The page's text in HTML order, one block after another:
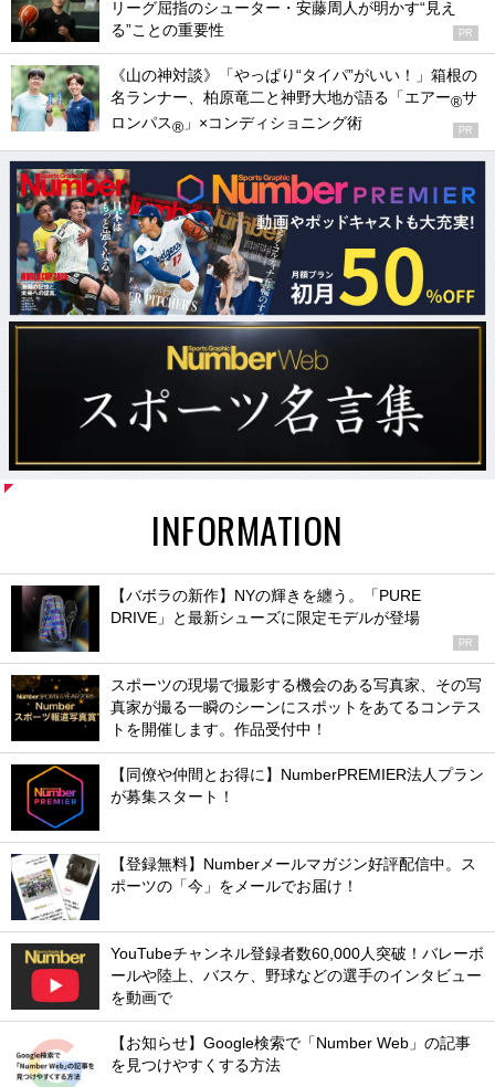
リーグ屈指のシューター・安藤周人が明かす“見え
る”ことの重要性
PR
《山の神対談》「やっぱり“タイパ”がいい！」箱根の
名ランナー、柏原竜二と神野大地が語る「エアー®サ
ロンパス® 」×コンディショニング術 PR
INFORMATION
【バボラの新作】NYの輝きを纏う。「PURE
DRIVE」と最新シューズに限定モデルが登場
PR
スポーツの現場で撮影する機会のある写真家、その写
真家が撮る一瞬のシーンにスポットをあてるコンテス
トを開催します。作品受付中！
【同僚や仲間とお得に】NumberPREMIER法人プラン
が募集スタート！
【登録無料】Numberメールマガジン好評配信中。ス
ポーツの「今」をメールでお届け！
YouTubeチャンネル登録者数60,000人突破！バレーボ
ールや陸上、バスケ、野球などの選手のインタビュー
を動画で
【お知らせ】Google検索で「Number Web」の記事
を見つけやすくする方法